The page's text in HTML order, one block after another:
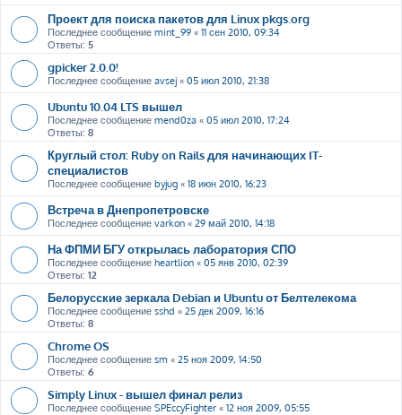
Проект для поиска пакетов для Linux pkgs.org
Последнее сообщение mint_99 « 11 сен 2010, 09:34
Ответы: 5
gpicker 2.0.0!
Последнее сообщение avsej « 05 июл 2010, 21:38
Ubuntu 10.04 LTS вышел
Последнее сообщение mend0za « 05 июл 2010, 17:24
Ответы: 8
Круглый стол: Ruby on Rails для начинающих IT-
специалистов
Последнее сообщение byjug « 18 июн 2010, 16:23
Встреча в Днепропетровске
Последнее сообщение varkon « 29 май 2010, 14:18
На ФПМИ БГУ открылась лаборатория СПО
Последнее сообщение heartlion « 05 янв 2010, 02:39
Ответы: 12
Белорусские зеркала Debian и Ubuntu от Белтелекома
Последнее сообщение sshd « 25 дек 2009, 16:16
Ответы: 8
Chrome OS
Последнее сообщение sm « 25 ноя 2009, 14:50
Ответы: 6
Simply Linux - вышел финал релиз
Последнее сообщение SPEccyFighter « 12 ноя 2009, 05:55